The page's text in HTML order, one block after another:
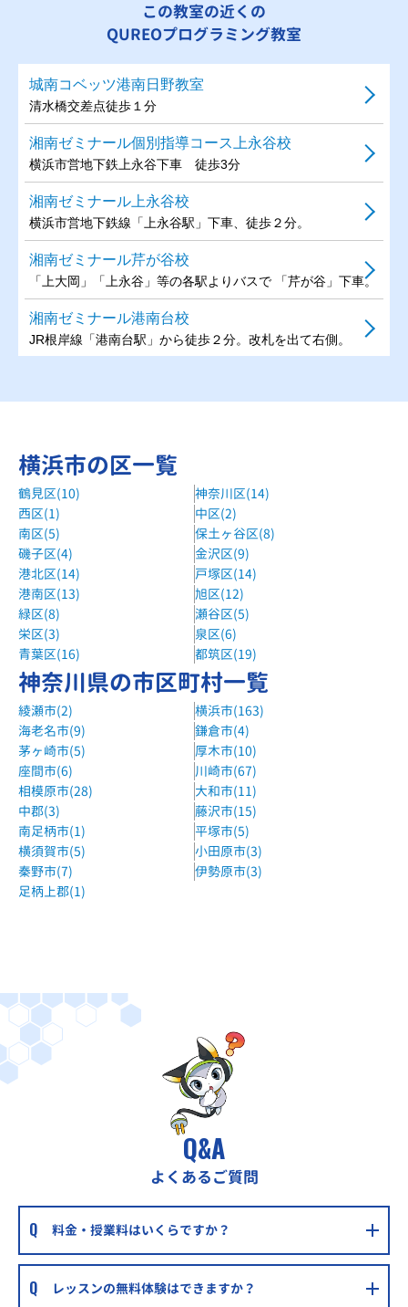
この教室の近くの
QUREOプログラミング教室
城南コベッツ港南日野教室
清水橋交差点徒歩１分
湘南ゼミナール個別指導コース上永谷校
横浜市営地下鉄上永谷下車 徒歩3分
湘南ゼミナール上永谷校
横浜市営地下鉄線「上永谷駅」下車、徒歩２分。
湘南ゼミナール芹が谷校
「上大岡」「上永谷」等の各駅よりバスで 「芹が谷」下車。
湘南ゼミナール港南台校
JR根岸線「港南台駅」から徒歩２分。改札を出て右側。
鎌倉街道沿い。港南中学校の斜め向かい。桜道ビル２F。
上大岡駅から関内方面へ鎌倉街道沿いのソフトバンクの２Ｆ
明光義塾上永谷教室
横浜市営地下鉄上永谷駅徒歩5分
森塾上永谷校
市営地下鉄ブルーライン 上永谷駅徒歩1分
森塾上大岡校
京急本線 上大岡駅 徒歩1分
森塾港南台校
JR 港南台駅 徒歩1分
城南コベッツ上大岡教室
京急本線、横浜市営地下鉄ブルーライン 上大岡駅 徒歩1分
横浜市の区一覧
鶴見区(10)
神奈川区(14)
西区(1)
中区(2)
南区(5)
保土ヶ谷区(8)
磯子区(4)
金沢区(9)
港北区(14)
戸塚区(14)
港南区(13)
旭区(12)
緑区(8)
瀬谷区(5)
栄区(3)
泉区(6)
青葉区(16)
都筑区(19)
神奈川県の市区町村一覧
綾瀬市(2)
横浜市(163)
海老名市(9)
鎌倉市(4)
茅ヶ崎市(5)
厚木市(10)
座間市(6)
川崎市(67)
相模原市(28)
大和市(11)
中郡(3)
藤沢市(15)
南足柄市(1)
平塚市(5)
横須賀市(5)
小田原市(3)
秦野市(7)
伊勢原市(3)
足柄上郡(1)
Q&A
よくあるご質問
料金・授業料はいくらですか？
レッスンの無料体験はできますか？